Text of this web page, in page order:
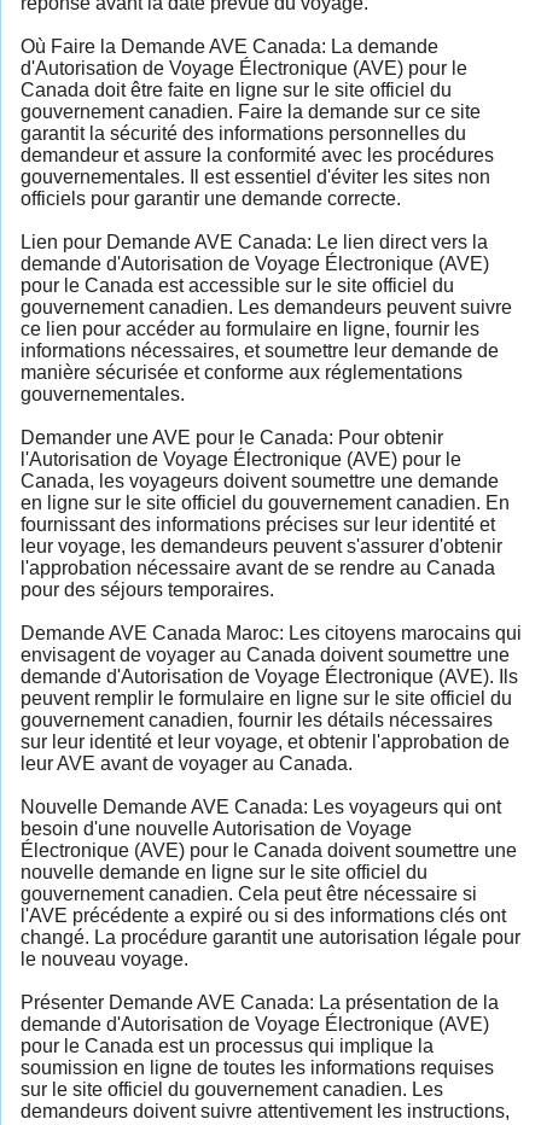
Où Faire la Demande AVE Canada: La demande
d'Autorisation de Voyage Électronique (AVE) pour le
Canada doit être faite en ligne sur le site officiel du
gouvernement canadien. Faire la demande sur ce site
garantit la sécurité des informations personnelles du
demandeur et assure la conformité avec les procédures
gouvernementales. Il est essentiel d'éviter les sites non
officiels pour garantir une demande correcte.
Lien pour Demande AVE Canada: Le lien direct vers la
demande d'Autorisation de Voyage Électronique (AVE)
pour le Canada est accessible sur le site officiel du
gouvernement canadien. Les demandeurs peuvent suivre
ce lien pour accéder au formulaire en ligne, fournir les
informations nécessaires, et soumettre leur demande de
manière sécurisée et conforme aux réglementations
gouvernementales.
Demander une AVE pour le Canada: Pour obtenir
l'Autorisation de Voyage Électronique (AVE) pour le
Canada, les voyageurs doivent soumettre une demande
en ligne sur le site officiel du gouvernement canadien. En
fournissant des informations précises sur leur identité et
leur voyage, les demandeurs peuvent s'assurer d'obtenir
l'approbation nécessaire avant de se rendre au Canada
pour des séjours temporaires.
Demande AVE Canada Maroc: Les citoyens marocains qui
envisagent de voyager au Canada doivent soumettre une
demande d'Autorisation de Voyage Électronique (AVE). Ils
peuvent remplir le formulaire en ligne sur le site officiel du
gouvernement canadien, fournir les détails nécessaires
sur leur identité et leur voyage, et obtenir l'approbation de
leur AVE avant de voyager au Canada.
Nouvelle Demande AVE Canada: Les voyageurs qui ont
besoin d'une nouvelle Autorisation de Voyage
Électronique (AVE) pour le Canada doivent soumettre une
nouvelle demande en ligne sur le site officiel du
gouvernement canadien. Cela peut être nécessaire si
l'AVE précédente a expiré ou si des informations clés ont
changé. La procédure garantit une autorisation légale pour
le nouveau voyage.
Présenter Demande AVE Canada: La présentation de la
demande d'Autorisation de Voyage Électronique (AVE)
pour le Canada est un processus qui implique la
soumission en ligne de toutes les informations requises
sur le site officiel du gouvernement canadien. Les
demandeurs doivent suivre attentivement les instructions,